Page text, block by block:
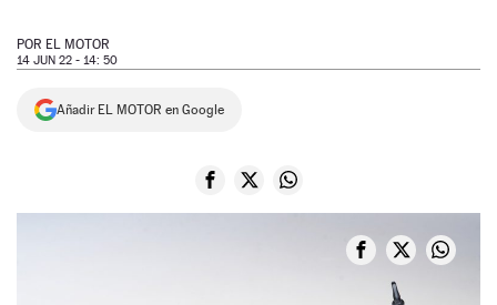
POR EL MOTOR
14 JUN 22 - 14: 50
Añadir EL MOTOR en Google